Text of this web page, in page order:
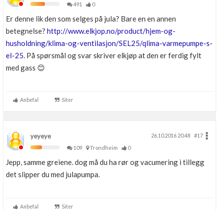
491
0
Er denne lik den som selges på jula? Bare en en annen
betegnelse? http://www.elkjop.no/product/hjem-og-
husholdning/klima-og-ventilasjon/SEL25/qlima-varmepumpe-s-
el-25. På spørsmål og svar skriver elkjøp at den er ferdig fylt
med gass 😊
Anbefal Siter
yeyeye 26.10.2016 20.48
#17
109
Trondheim 0
Jepp, samme greiene. dog må du ha rør og vacumering i tillegg
det slipper du med julapumpa.
Anbefal Siter